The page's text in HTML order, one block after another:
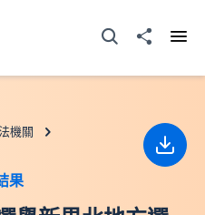
打開搜尋器分享至
機關
果
下載